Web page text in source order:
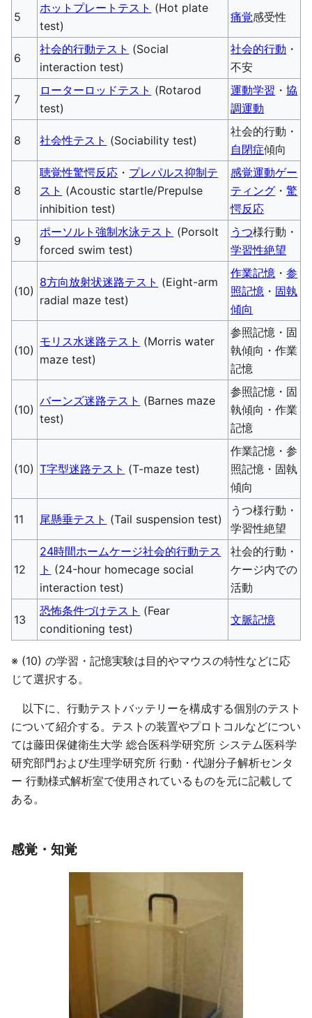
5
ホットプレートテスト (Hot plate
test)
痛覚感受性
6
社会的行動テスト (Social
interaction test)
社会的行動 ・
不安
7
ローターロッドテスト (Rotarod
test)
運動学習 ・協
調運動
8 社会性テスト (Sociability test)
社会的行動・
自閉症傾向
8
聴覚性驚愕反応 ・ プレパルス抑制テ
スト (Acoustic startle/Prepulse
inhibition test)
感覚運動ゲー
ティング ・驚
愕反応
9
ポーソルト強制水泳テスト (Porsolt
forced swim test)
うつ様行動・
学習性絶望
(10)
8方向放射状迷路テスト (Eight-arm
radial maze test)
作業記憶 ・参
照記憶 ・ 固執
傾向
(10)
モリス水迷路テスト (Morris water
maze test)
参照記憶・固
執傾向・作業
記憶
(10)
バーンズ迷路テスト (Barnes maze
test)
参照記憶・固
執傾向・作業
記憶
(10) T字型迷路テスト (T-maze test)
作業記憶・参
照記憶・固執
傾向
11 尾懸垂テスト (Tail suspension test)
うつ様行動・
学習性絶望
12
24時間ホームケージ社会的行動テス
ト (24-hour homecage social
interaction test)
社会的行動・
ケージ内での
活動
13
恐怖条件づけテスト (Fear
conditioning test)
文脈記憶
※ (10) の学習・記憶実験は目的やマウスの特性などに応
じて選択する。
以下に、行動テストバッテリーを構成する個別のテスト
について紹介する。テストの装置やプロトコルなどについ
ては藤田保健衛生大学 総合医科学研究所 システム医科学
研究部門および生理学研究所 行動・代謝分子解析センタ
ー 行動様式解析室で使用されているものを元に記載して
ある。
感覚・知覚